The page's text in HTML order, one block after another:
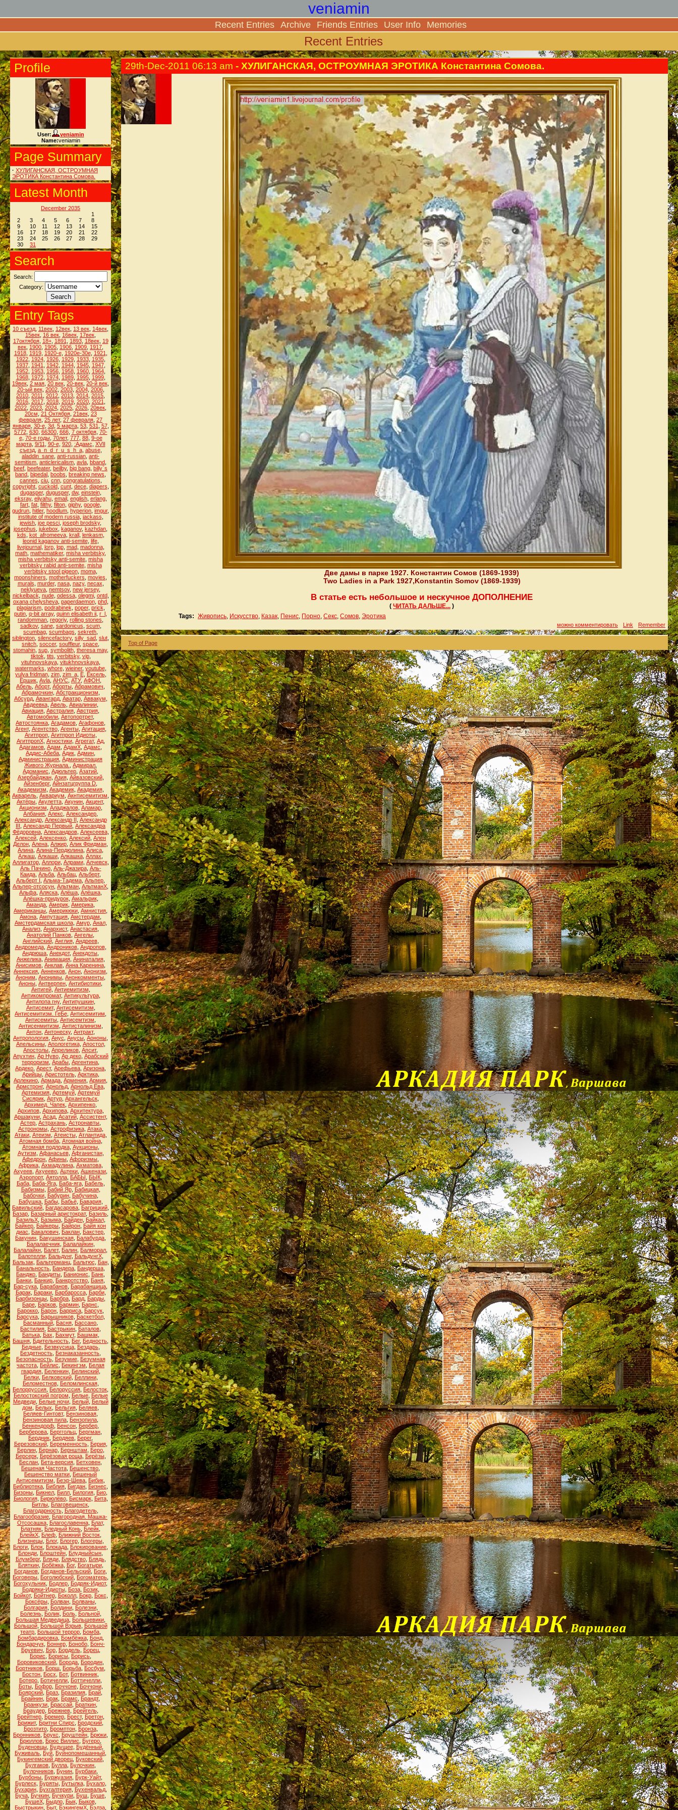
veniamin
Recent Entries Archive Friends Entries User Info Memories
Recent Entries
Profile
User:
veniamin
Name:veniamin
Page Summary
· ХУЛИГАНСКАЯ, ОСТРОУМНАЯ
ЭРОТИКА Константина Сомова.
Latest Month
December 2035
1
2
3 4 5 6 7
8
9
10 11 12 13 14
15
16
17 18 19 20 21
22
23
24 25 26 27 28
29
30
31
Search
Search:
Category:
Entry Tags
10 съезд 11век 12век 13 век 14век
15век 16 век 16век 17век
17октября, 18+, 1891 1893, 18век, 19
век 1900 1905 1906 1909 1917
1918, 1919, 1920-е, 1920е-30е, 1921
1922, 1924, 1926, 1929, 1933, 1935,
1937, 1941 1942, 1944, 1945, 1947,
1952, 1953, 1956, 1958, 1960, 1964,
1968, 1972, 1974, 1989, 1995, 1999,
19век 2 мая 20 век 20-век 20-й век
20-ый век, 2002, 2003, 2004, 2006,
2010 2011 2012 2013 2014 2015
2016, 2017, 2018, 2019, 2020, 2021
2022 2023 2024 2025 2026 20век
20см 21 Октября, 21век, 23
февраля 25 лет, 27 февраля 27
января, 30-е, 3d, 5 марта, 53, 531 57,
5772, 630, 66300, 666, 7 октября, 70-
е, 70-е годы, 70лет, 777, 88, 9-ое
марта, 9/11 90-е, 920, :Адамс XVII
съезд, a_n_d_r_u_s_h_a, abuse,
aladdin_sane anti-russian anti-
semitism anticlericalism avla bband
beef beefeater, beilby, big bang billy`s
band bipedal boobs breaking news
cannes ciu, cnn, congratulations
copyright, cuckold, cunt, dece, diapers
dugasper, dugusper, dw, einstein,
eksray, eliyahu, email, english, erlang,
fart, fat, filthy, filton, giphy, google,
gudrun hitler, hoodlum hyperion imgur,
institute of modern russia, jackass
jewish joe pesci joseph brodsky,
josephus jukebox kaganov, kazhdan
kds kot_afromeeva, krall, lenkasm,
leonid kaganov anti-semite, life,
livejournal, lorp, lqp, mad, madonna,
math mathematiker, misha verbitsky,
misha verbitsky anti-semite misha
verbitsky rabid anti-semite, misha
verbitsky stool pigeon, moma,
moonshiners motherfuckers movies
murals murder, nasa, nazy, necax
neklyueva nemtsov, new jersey,
nickelback nude, odessa, olegmi, ontd,
oxana chelysheva, paperdaemon, phd,
plagiarism, podrabinek poper, prick
putin q-bit array, quinn elisabeth ii r_l
randomman regoriy, rolling stones
sadkov, sane, sardonicus scum,
scumbag scumbags sekreth
siblington silencefactory, silly_sad slut
snitch soccer, souffleur, space
stomahin, sup, symbolith, theresa may,
tiktok tits verbitsky, vip,
vituhnovskaya, vitukhnovskaya,
watermarks whore, wieiner, youtube,
yulya fridman, zim, zim_a, Ё, Ёксель,
Ёршик Аvla АНУС АТУ, АФОН
Абель Аборт, Аборты Абрамович
Абрамочкин, Абстракционизм
Абсурд, Авангард, Аватар, Аввакум
Авдеевка, Авель, Авиалинии,
Авиация Австралия Австрия
Автомобили Автопортрет,
Автостоянка Агадамов Агафонов
Агент, Агентство, Агенты, Агитация,
Агитпроп, Агитпроп Идиоты,
АгитпропХ, Агностики, Агрегат, Ад,
Адагамов Адам АдамХ Адамс
Аддис-Абеба Адик Админ
Администрация Администрация
Живого Журнала.
Адмирал
Адоманис Адюльтер Азатий
Азербайджан, Азия, Айвазовский,
Айзенберг, Айнзатцгруппа D
Академизм Академик, Академия,
Акварель Аквариум Акнтисемитизм
Актёры Акулетта Акунин Акцент,
Акционизм Аладжалов, Аламар,
Албания Алекс Александер
Александр, Александр II Александр
III Александр Первый Александра
Фёдоровна, Александров, Алексеева,
Алексей Алексенко Алексий Ален
Делон Алена Алжир Алик Фридман
Алина Алина-Пердюлина Алиса
Алкаш Алкаши Алкашка Аллах
Аллигатор, Аллори, Алрами, Алчевск,
Аль Пачино, Аль-Джазира, Аль-
Каида Альба Альбац Альберт,
Альберт I Альма-Тадема Альпер
Альпер-отсосун Альтман АльтманХ
Альфа Аляска Алёша Алёшка
Алёшка-придурок, Амальрик,
Аманда Америк Америка
Американцы Америкюки Амнистия
Амона Ампутация Амстердам
Амстердамская школа, Амур, Анал,
Анализ Анархист, Анастасия
Анатолий Панков Ангелы
Английский, Англия, Андреев,
Андромеда, Андроников, Андропов,
Андрюша Анекдот, Анекдоты
Анжелика, Анимация, Анинаталия,
Анисимов Анклав Анна Каренина
Аннексия Анненков Анон Анонизм
Аноним Анонимы Анонкомменты
Аноны Антверпен Антибиотики
Антигей, Антиемитизм
Антикомпромат, Антикультура,
Антилопа гну, Антипушкин,
Антисемит, Антисемитизм
Антисемитизм. ГеБе Антисемитим
Антисемиты Антисемтизм
Антисенмитизм Антисталинизм
Антон Антонеску, Антракт,
Антропология Анус Анусы Аононы
Апельсины, Апологетика, Апостол,
Апостолы Апреликов Апсит,
Апухтин, Ар Нуво, Ар деко, Арабский
терроризм Арабы Аргентина
Ардеко Арест, Арефьева Аризона
Арийцы, Аристотель, Арктика,
Арлекино Армада Армения Армия
Армстронг, Арнольд Арнольд Ева
Артемизия, Артемуй, Артемуй
Сисярик Артур Архангельск
Архимед. Чапек Архипенко
Архипов, Архипова, Архитектура,
Аршакуни, Асад, Асатий, Ассистент,
Астер Астрахань Астронавты
Астрономы, Астрофизика, Атака,
Атаки, Атеизм Атеисты, Атлантида,
Атомная бомба, Атомная война,
Атомная подлодка, Аукционы,
Аутизм Афанасьев, Афганистан,
Афедрон Афины Афоризмы
Африка, Ахмадулина, Ахматова,
Ахуеев Ахуеево Ацтеки Ашкенази
Аэропорт, Аятолла БАБЫ БЫК
Баба, Баба-Яга, Баба-яга, Бабель,
Бабизмы, Бабий Яр, Бабицкая,
Бабочки, Бабурин, Бабучина,
Бабушка, Бабы, Бабьё, Бавария,
Бавильский Багдасарова Багрицкий
Базар Базарный аристократ, Базиль
БазильХ, Базыма, Байден, Байкал,
Байкер Байкеры Байрон Байя кон
диас
Бакалович Баклан Бакстер
Бакунин Бакушинская Балабурда
Балалаечник, Балалайкин,
Балалайкн Балет, Балин Балморал
Балотелли, Бальдунг, БальдунгХ,
Бальзак, Бальтерманц, Бальтюс Бан,
Банальность Бандера Бандерша
Банджо Бандиты Банионис Банк
Банки Банкир Банкротство Баня
Бар-сука Барабанов Барабанщица
Барак, Бараки, Барбаросса, Барби,
Барбизонцы Барбра Бард Барды
Баре Барков Бармин Барнс
Барокко Барон Барриса Барсук
Барсука, Барышников, Баскетбол,
Басманный Басня Бассано
Бастилия Бастрыкин Баталов
Батька, Бах Бахмут, Башмак,
Башня Бдительность Бег, Бедность
Бедные, Безвкусица, Бездарь,
Бездетность Безнаказанность
Безопасность, Безумие, Безумная
частота Бейлис Бекингэм
Белая
гвардия, Беленкин, Белинский,
Белки, Белковский, Беллини,
Беломестнов, Беломлинская,
Белорруссия Белоруссия Белосток
Белостокский погром
Белые, Белые
Медведи, Белые ночи, Белый, Белый
дом
Белых Бельгия Беляев
Беляев-Гинтовт, Бензиновая
Бензиновая пила Бензопила
Бенкендорф Бенсон Бербер
Берберова Берггольц Бергман
Бердник Бердяев Берег,
Березовский, Беременность, Берия,
Берлин, Бернар, Бернштам Беро,
Берсерк, Берёзовая роща, Берёзы,
Беслан Бета-версия Бетховен
Бешеная Частота Бешенство
Бешенство матки Бешеный
Антисемитизм
Беэр-Шева Бибик
Библиотека Библия Бигдан Бизнес
Бизоны Бикнел Билл Билогия Био
Биология, Бирюлёво, Бисмарк, Бита,
Битлы Благовещенск
Благодарность, Благодетель,
Благообразие Благородная. Машка-
Отсосашка, Благославенна, Блат,
Блатняк Бледный Конь Блейк
БлейкХ Блеф Ближний Восток
Близнецы, Блог, Блогер, Блогеры,
Блоги Блок Блокада Блокирование
Блонди Блоштейн Блудныйсын
Блумберг, Бляди, Блядство, Блядь,
Бляткин, Бобёжка, Бог, Богатыри,
Богданов Богданов-Бельский Боги
Боговеры Боголюбский Богоматерь
Богохульник Бодлер Бодряк-Идиот,
Бодряки-Идиоты, Боза, Бозик,
Бойкот, Бойтнер, Боколл, Бокр, Бокс
Боксёры, Болван, Болваны,
Болгария, Болдини, Болезни,
Болезнь, Болик, Боль, Больной,
Большая Медведица Большевики
Большой, Большой Взрыв, Большой
театр Большой террор Бомба
Бомбардировка, Бомбёжка, Бонд,
Бондарчук, Боннер, Бонобо, Бонч-
Бруевич
Бор, Бордель, Борец,
Борис
Борисы Борись
Боровиковский Борода Бородин
Бортников Борщ Борьба Босбум
Бостон Босх Бот, Ботвинник
Ботеро Ботичелли Боттичелли
Боты, Бофор, Боччоне, Боччони,
Боярский Браз Бразилия Брай
Брайнин Брак Брамс Брандт,
Бранкузи Брассай Браткин
Браудер, Брежнев, Брейгель,
Брейтнер, Бремер, Брест, Бретон,
Брижит, Бритни Спирс Бродский
Брозтито, Бромптон, Бронза,
Бронников Брукс Бруштейн Брюки
Брюллов Брюс Виллис Бугеро
Буденовцы, Будущее, Будённый,
Буживаль Буй Буйнопомешанный
Букингемский дворец Буковский
Булгаков Булла Булочкин
Булочников Бунин Бурбаки
Бурбоны Буржуазия Бурк-Уайт,
Бурлеск, Буряты, Бутылка, Бухало,
Бухарин, Бухгалтерия, Бухенвальд,
Буча Бучкин Бучкури Буш Буше
БушеХ, Быдло, Бык, Быков,
Быстрыкин Быт, БэкингемХ Бэлза
29th-Dec-2011 06:13 am - ХУЛИГАНСКАЯ, ОСТРОУМНАЯ ЭРОТИКА Константина Сомова.
Две дамы в парке 1927. Константин Сомов (1869-1939)
Two Ladies in a Park 1927,Konstantin Somov (1869-1939)
В статье есть небольшое и нескучное ДОПОЛНЕНИЕ
( ЧИТАТЬ ДАЛЬШЕ... )
Tags: Живопись, Искусство, Казак, Пенис, Порно, Секс, Сомов, Эротика
можно комментировать Link Remember
Top of Page